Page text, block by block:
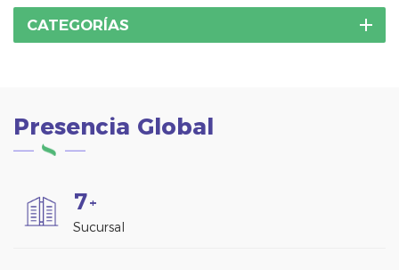
lugar.
CATEGORÍAS
Presencia Global
7+
Sucursal